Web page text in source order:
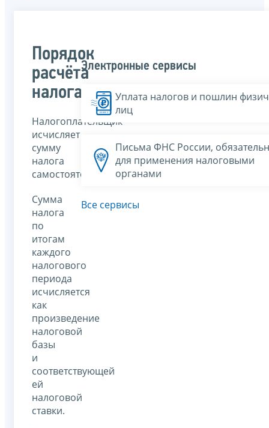
Порядок
расчёта
налога
Налогоплательщик
исчисляет
сумму
налога
самостоятельно.
Сумма
налога
по
итогам
каждого
налогового
периода
исчисляется
как
произведение
налоговой
базы
и
соответствующей
ей
налоговой
ставки.
Электронные сервисы
Уплата налогов и пошлин
лиц
Письма ФНС России,
для применения налоговыми
органами
Все сервисы